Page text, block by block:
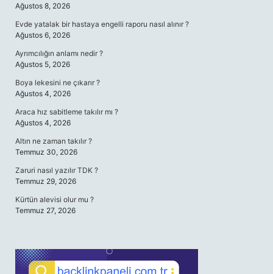
Ağustos 8, 2026
Evde yatalak bir hastaya engelli raporu nasıl alınır ?
Ağustos 6, 2026
Ayrımcılığın anlamı nedir ?
Ağustos 5, 2026
Boya lekesini ne çıkarır ?
Ağustos 4, 2026
Araca hız sabitleme takılır mı ?
Ağustos 4, 2026
Altın ne zaman takılır ?
Temmuz 30, 2026
Zaruri nasıl yazılır TDK ?
Temmuz 29, 2026
Kürtün alevisi olur mu ?
Temmuz 27, 2026